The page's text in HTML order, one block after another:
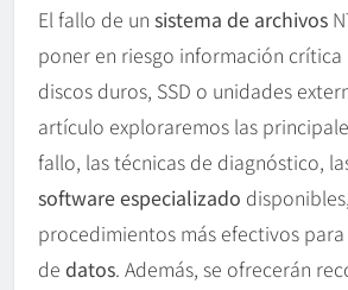
El fallo de un sistema de archivos
poner en riesgo información crítica
discos duros, SSD o unidades
artículo exploraremos las
fallo, las técnicas de diagnóstico,
software especializado
procedimientos más efectivos para
de datos. Además, se ofrecerán